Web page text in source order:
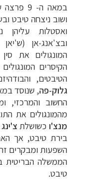
במאה ה- 9 פרצה
ושוב ניצחה טיבט
ואסטלות
עליהן
ובצ'אנג-אן (ש'יאן
המונגולים את סין
הקיסרים המונגולים
הטיבטים,
גלוק-פה, שנוסד
החשוב והמרכזי,
מהמונגולים את
מנצ'ו כשושלתצ'ינג
בירת טיבט, אך
השפעותומבקרים
הממשלה הבריטית
טיבט.